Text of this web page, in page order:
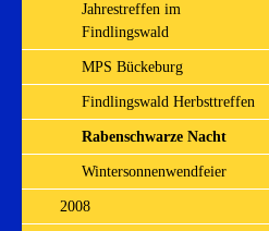
Jahrestreffen im
Findlingswald
MPS Bückeburg
Findlingswald Herbsttreffen
Rabenschwarze Nacht
Wintersonnenwendfeier
2008